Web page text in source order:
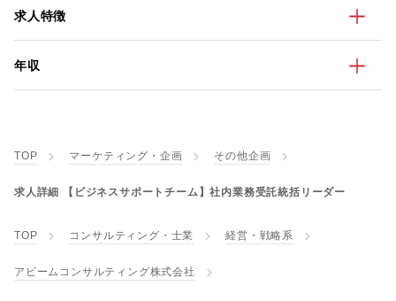
求人特徴
年収
TOP マーケティング・企画 その他企画
求人詳細 【ビジネスサポートチーム】社内業務受託統括リーダー
TOP コンサルティング・士業 経営・戦略系
アビームコンサルティング株式会社